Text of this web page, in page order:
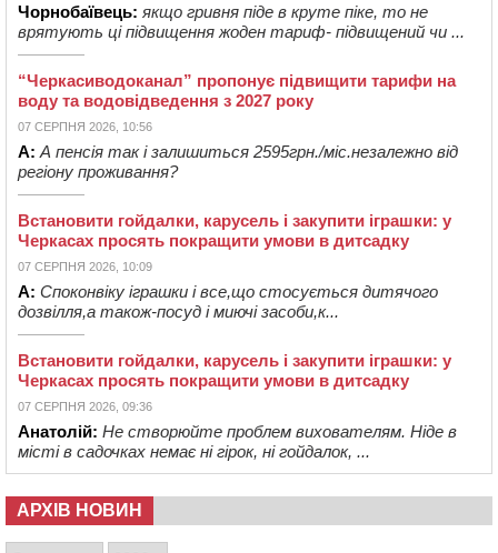
Чорнобаївець: якщо гривня піде в круте піке, то не
врятують ці підвищення жоден тариф- підвищений чи ...
“Черкасиводоканал” пропонує підвищити тарифи на
воду та водовідведення з 2027 року
07 СЕРПНЯ 2026, 10:56
А: А пенсія так і залишиться 2595грн./міс.незалежно від
регіону проживання?
Встановити гойдалки, карусель і закупити іграшки: у
Черкасах просять покращити умови в дитсадку
07 СЕРПНЯ 2026, 10:09
А: Споконвіку іграшки і все,що стосується дитячого
дозвілля,а також-посуд і миючі засоби,к...
Встановити гойдалки, карусель і закупити іграшки: у
Черкасах просять покращити умови в дитсадку
07 СЕРПНЯ 2026, 09:36
Анатолій: Не створюйте проблем вихователям. Ніде в
місті в садочках немає ні гірок, ні гойдалок, ...
АРХІВ НОВИН